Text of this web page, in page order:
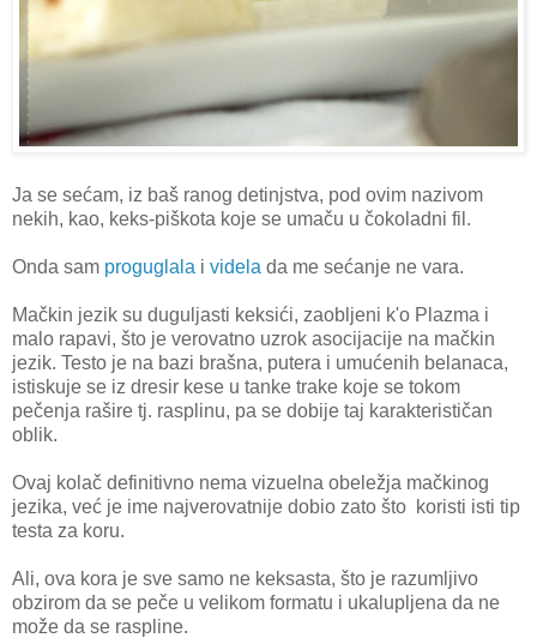
Ja se sećam, iz baš ranog detinjstva, pod ovim nazivom
nekih, kao, keks-piškota koje se umaču u čokoladni fil.
Onda sam proguglala i videla da me sećanje ne vara.
Mačkin jezik su duguljasti keksići, zaobljeni k'o Plazma i
malo rapavi, što je verovatno uzrok asocijacije na mačkin
jezik. Testo je na bazi brašna, putera i umućenih belanaca,
istiskuje se iz dresir kese u tanke trake koje se tokom
pečenja rašire tj. rasplinu, pa se dobije taj karakterističan
oblik.
Ovaj kolač definitivno nema vizuelna obeležja mačkinog
jezika, već je ime najverovatnije dobio zato što koristi isti tip
testa za koru.
Ali, ova kora je sve samo ne keksasta, što je razumljivo
obzirom da se peče u velikom formatu i ukalupljena da ne
može da se raspline.